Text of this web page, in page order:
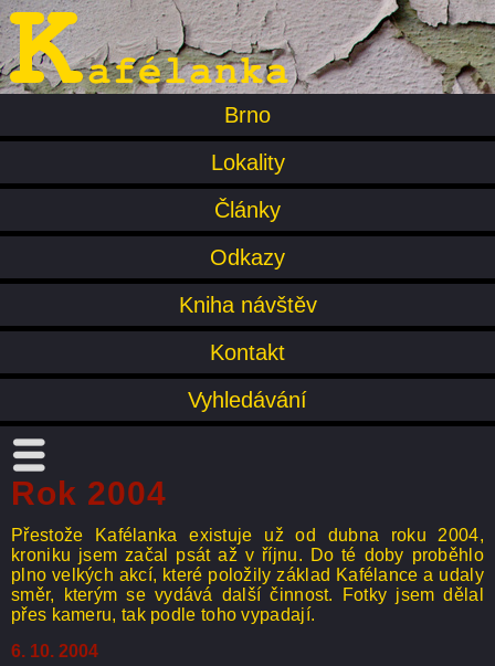
Brno
Lokality
Články
Odkazy
Kniha návštěv
Kontakt
Vyhledávání
Rok 2004
Přestože Kafélanka existuje už od dubna roku 2004,
kroniku jsem začal psát až v říjnu. Do té doby proběhlo
plno velkých akcí, které položily základ Kafélance a udaly
směr, kterým se vydává další činnost. Fotky jsem dělal
přes kameru, tak podle toho vypadají.
6. 10. 2004